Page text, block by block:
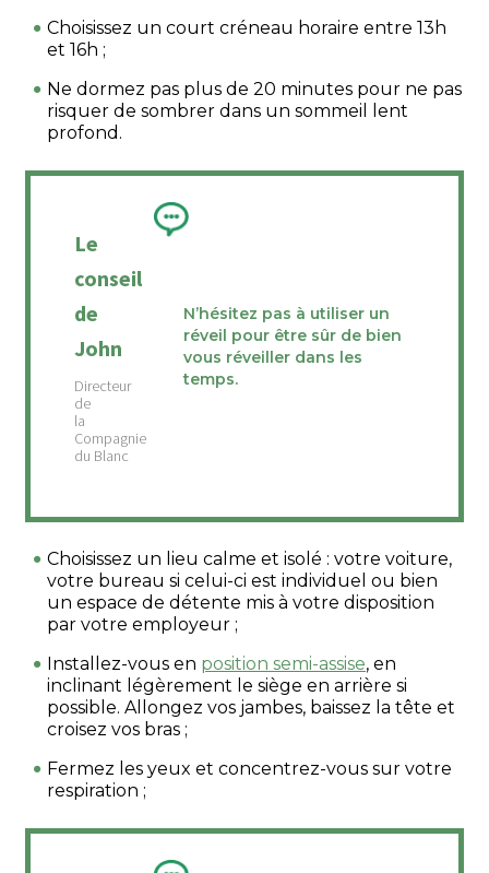
Choisissez un court créneau horaire entre 13h
et 16h ;
Ne dormez pas plus de 20 minutes pour ne pas
risquer de sombrer dans un sommeil lent
profond.
Le
conseil
de
John
N’hésitez pas à utiliser un
réveil pour être sûr de bien
vous réveiller dans les
temps.
Choisissez un lieu calme et isolé : votre voiture,
votre bureau si celui-ci est individuel ou bien
un espace de détente mis à votre disposition
par votre employeur ;
Installez-vous en position semi-assise, en
inclinant légèrement le siège en arrière si
possible. Allongez vos jambes, baissez la tête et
croisez vos bras ;
Fermez les yeux et concentrez-vous sur votre
respiration ;